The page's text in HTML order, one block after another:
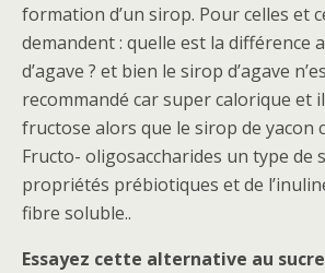
formation d’un sirop. Pour celles et
demandent : quelle est la différence
d’agave ? et bien le sirop d’agave
recommandé car super calorique et
fructose alors que le sirop de yacon
Fructo- oligosaccharides un type de
propriétés prébiotiques et de
fibre soluble..
Essayez cette alternative au